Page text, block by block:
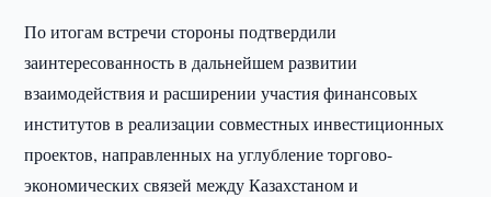
По итогам встречи стороны подтвердили
заинтересованность в дальнейшем развитии
взаимодействия и расширении участия финансовых
институтов в реализации совместных инвестиционных
проектов, направленных на углубление торгово-
экономических связей между Казахстаном и